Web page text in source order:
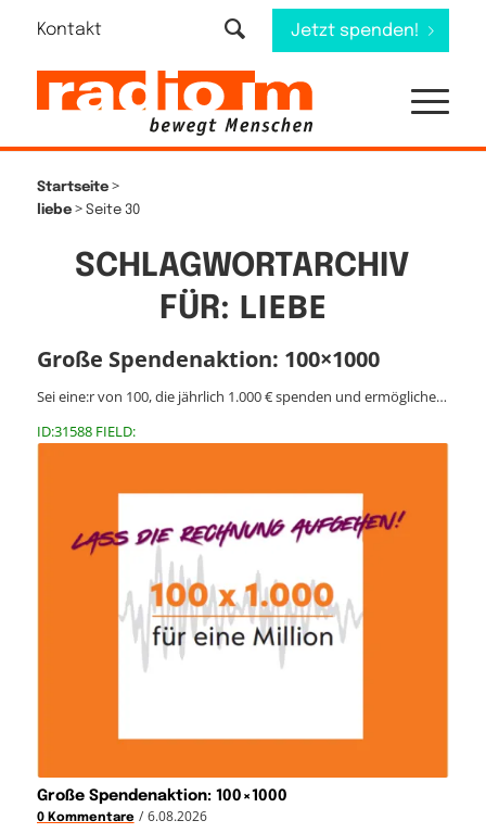
Kontakt Jetzt spenden!
Startseite>
liebe> Seite 30
SCHLAGWORTARCHIV
FÜR: LIEBE
Große Spendenaktion: 100×1000
Sei eine:r von 100, die jährlich 1.000 € spenden und ermögliche…
ID:31588 FIELD:
Große Spendenaktion: 100×1000
0 Kommentare / 6.08.2026